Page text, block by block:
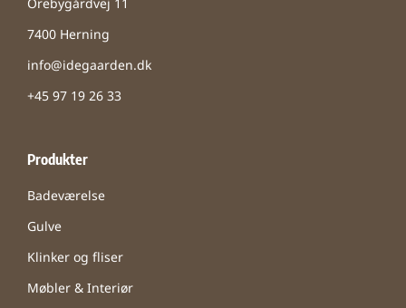
Orebygårdvej 11
7400 Herning
info@idegaarden.dk
+45 97 19 26 33
Produkter
Badeværelse
Gulve
Klinker og fliser
Møbler & Interiør